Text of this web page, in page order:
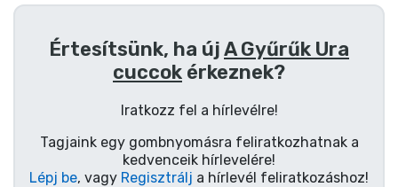
Értesítsünk, ha újA Gyűrűk Ura
cuccok érkeznek?
Iratkozz fel a hírlevélre!
Tagjaink egy gombnyomásra feliratkozhatnak a
kedvenceik hírlevelére!
Lépj be, vagy Regisztrálj a hírlevél feliratkozáshoz!
Sorozatos cuccok
Filmes cuccok
Mesés cuccok